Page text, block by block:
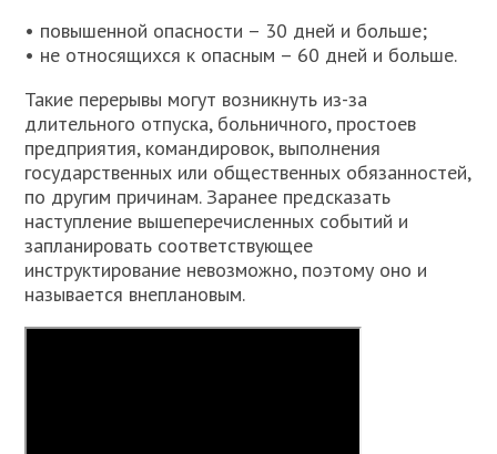
• повышенной опасности – 30 дней и больше;
• не относящихся к опасным – 60 дней и больше.
Такие перерывы могут возникнуть из-за
длительного отпуска, больничного, простоев
предприятия, командировок, выполнения
государственных или общественных обязанностей,
по другим причинам. Заранее предсказать
наступление вышеперечисленных событий и
запланировать соответствующее
инструктирование невозможно, поэтому оно и
называется внеплановым.